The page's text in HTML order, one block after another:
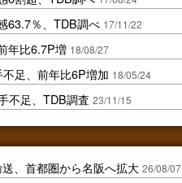
63.7％、TDB調べ 17/11/22
年比6.7P増 18/08/27
足、前年比6P増加 18/05/24
不足、TDB調査 23/11/15
、首都圏から名阪へ拡大 26/08/07